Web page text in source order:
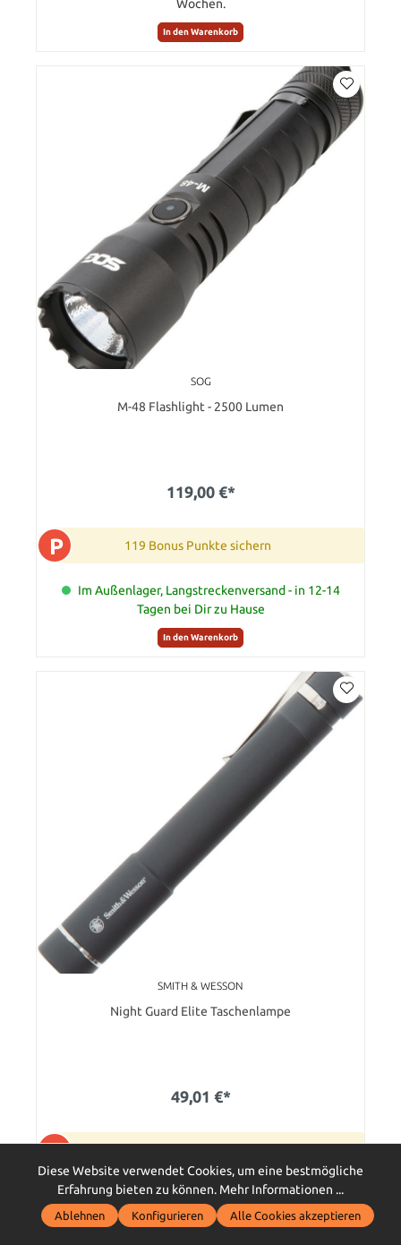
Wochen.
In den Warenkorb
SOG
M-48 Flashlight - 2500 Lumen
119,00 €*
P 119 Bonus Punkte sichern
Im Außenlager, Langstreckenversand - in 12-14
Tagen bei Dir zu Hause
In den Warenkorb
SMITH & WESSON
Night Guard Elite Taschenlampe
49,01 €*
P
Im Außenlager, Langstreckenversand - in 12-14
Tagen bei Dir zu Hause
Diese Website verwendet Cookies, um eine bestmögliche
Erfahrung bieten zu können. Mehr Informationen ...
Ablehnen Konfigurieren Alle Cookies akzeptieren